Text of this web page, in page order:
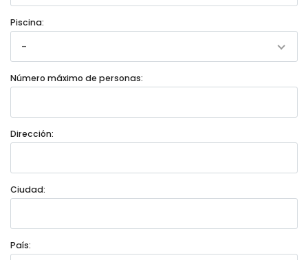
Piscina:
-
Número máximo de personas:
Dirección:
Ciudad:
País: